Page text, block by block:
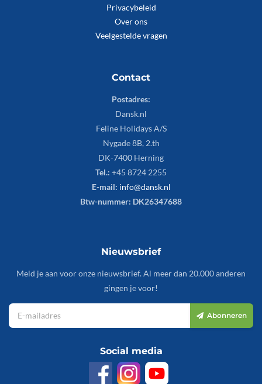
Privacybeleid
Over ons
Veelgestelde vragen
Contact
Postadres:
Dansk.nl
Feline Holidays A/S
Nygade 8B, 2.th
DK-7400 Herning
Tel.: +45 8724 2255
E-mail: info@dansk.nl
Btw-nummer: DK26347688
Nieuwsbrief
Meld je aan voor onze nieuwsbrief. Al meer dan 20.000 anderen
gingen je voor!
Abonneren
Social media